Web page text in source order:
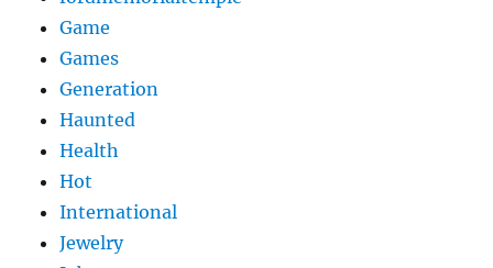
Game
Games
Generation
Haunted
Health
Hot
International
Jewelry